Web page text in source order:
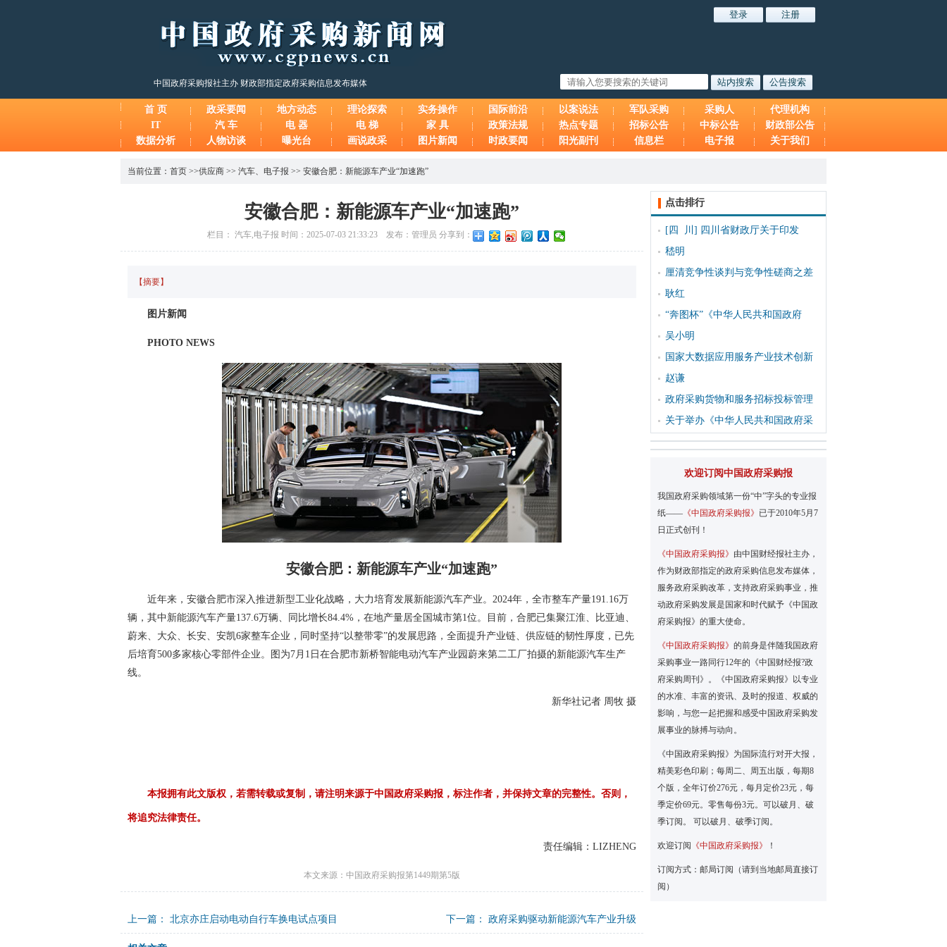
中国政府采购报社主办 财政部指定政府采购信息发布媒体
首 页 政采要闻 地方动态 理论探索 实务操作 国际前沿 以案说法 军队采购 采购人
代理机构
IT
汽 车 电 器 电 梯 家 具 政策法规 热点专题 招标公告 中标公告
财政部公告
数据分析
人物访谈 曝光台 画说政采 图片新闻 时政要闻 阳光副刊 信息栏 电子报 关于我们
当前位置： 首页 >>供应商 >> 汽车、 电子报 >> 安徽合肥：新能源车产业“加速跑”
安徽合肥：新能源车产业“加速跑”
栏目： 汽车,电子报 时间：2025-07-03 21:33:23 发布：管理员 分享到：
【摘要】
图片新闻
PHOTO NEWS
安徽合肥：新能源车产业“加速跑”
近年来，安徽合肥市深入推进新型工业化战略，大力培育发展新能源汽车产业。2024年，全市整车产量191.16万
辆，其中新能源汽车产量137.6万辆、同比增长84.4%，在地产量居全国城市第1位。目前，合肥已集聚江淮、比亚迪、
蔚来、大众、长安、安凯6家整车企业，同时坚持“以整带零”的发展思路，全面提升产业链、供应链的韧性厚度，已先
后培育500多家核心零部件企业。图为7月1日在合肥市新桥智能电动汽车产业园蔚来第二工厂拍摄的新能源汽车生产
线。
新华社记者 周牧 摄
本报拥有此文版权，若需转载或复制，请注明来源于中国政府采购报，标注作者，并保持文章的完整性。否则，
将追究法律责任。
责任编辑：LIZHENG
本文来源：中国政府采购报第1449期第5版
下一篇： 政府采购驱动新能源汽车产业升级
上一篇： 北京亦庄启动电动自行车换电试点项目
点击排行
[四 川] 四川省财政厅关于印发
嵇明
厘清竞争性谈判与竞争性磋商之差
耿红
“奔图杯”《中华人民共和国政府
吴小明
国家大数据应用服务产业技术创新
赵谦
政府采购货物和服务招标投标管理
关于举办《中华人民共和国政府采
欢迎订阅中国政府采购报
我国政府采购领域第一份“中”字头的专业报
纸—— 《中国政府采购报》 已于2010年5月7
日正式创刊！
《中国政府采购报》 由中国财经报社主办，
作为财政部指定的政府采购信息发布媒体，
服务政府采购改革，支持政府采购事业，推
动政府采购发展是国家和时代赋予《中国政
府采购报》的重大使命。
《中国政府采购报》 的前身是伴随我国政府
采购事业一路同行12年的《中国财经报?政
府采购周刊》。《中国政府采购报》以专业
的水准、丰富的资讯、及时的报道、权威的
影响，与您一起把握和感受中国政府采购发
展事业的脉搏与动向。
《中国政府采购报》为国际流行对开大报，
精美彩色印刷；每周二、周五出版，每期8
个版，全年订价276元，每月定价23元，每
季定价69元。零售每份3元。可以破月、破
季订阅。 可以破月、破季订阅。
欢迎订阅 《中国政府采购报》 ！
订阅方式：邮局订阅（请到当地邮局直接订
阅）